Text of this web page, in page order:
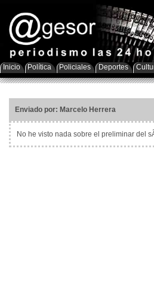
Inicio Política Policiales Deportes
Enviado por: Marcelo Herrera
No he visto nada sobre el preliminar del